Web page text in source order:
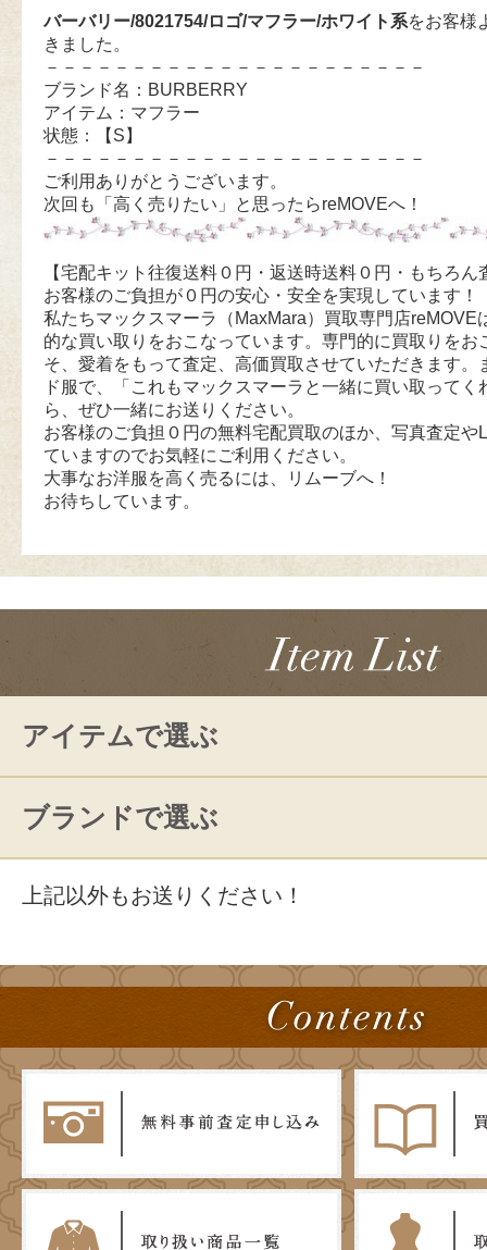
バーバリー/8021754/ロゴ/マフラー/ホワイト系をお客様
きました。
－－－－－－－－－－－－－－－－－－－－－－
ブランド名：BURBERRY
アイテム：マフラー
状態：【S】
－－－－－－－－－－－－－－－－－－－－－－
ご利用ありがとうございます。
次回も「高く売りたい」と思ったらreMOVEへ！
【宅配キット往復送料０円・返送時送料０円・もちろん
お客様のご負担が０円の安心・安全を実現しています！
私たちマックスマーラ（MaxMara）買取専門店reMOVE
的な買い取りをおこなっています。専門的に買取りをお
そ、愛着をもって査定、高価買取させていただきます。
ド服で、「これもマックスマーラと一緒に買い取ってく
ら、ぜひ一緒にお送りください。
お客様のご負担０円の無料宅配買取のほか、写真査定や
ていますのでお気軽にご利用ください。
大事なお洋服を高く売るには、リムーブへ！
お待ちしています。
アイテムで選ぶ
ブランドで選ぶ
上記以外もお送りください！